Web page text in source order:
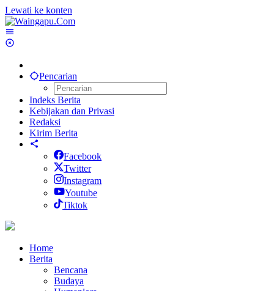
Lewati ke konten
Pencarian
Indeks Berita
Kebijakan dan Privasi
Redaksi
Kirim Berita
Facebook
Twitter
Instagram
Youtube
Tiktok
Home
Berita
Bencana
Budaya